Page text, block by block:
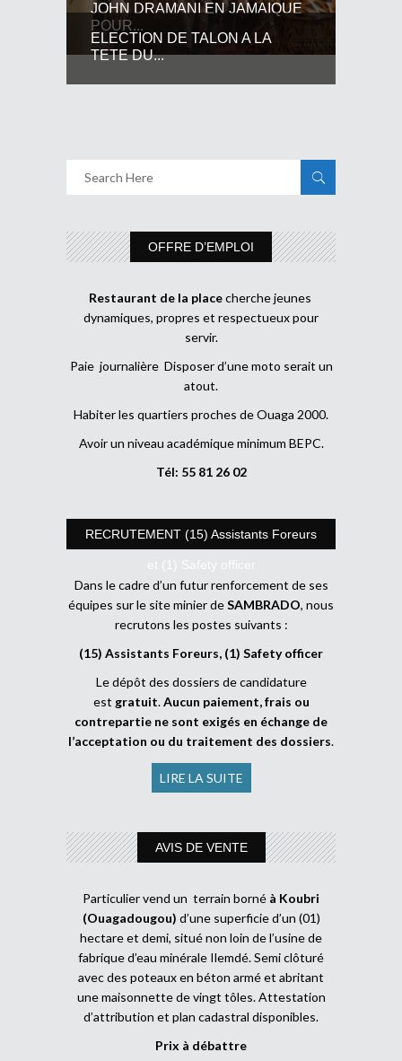
JOHN DRAMANI EN JAMAIQUE
POUR...
ELECTION DE TALON A LA
TETE DU...
OFFRE D’EMPLOI
Restaurant de la placecherche jeunes
dynamiques, propres et respectueux pour
servir.
Paie journalière Disposer d’une moto serait un
atout.
Habiter les quartiers proches de Ouaga 2000.
Avoir un niveau académique minimum BEPC.
Tél: 55 81 26 02
RECRUTEMENT (15) Assistants Foreurs
et (1) Safety officer
Dans le cadre d’un futur renforcement de ses
équipes sur le site minier deSAMBRADO, nous
recrutons les postes suivants :
(15) Assistants Foreurs, (1) Safety officer
Le dépôt des dossiers de candidature
est gratuit.Aucun paiement, frais ou
contrepartie ne sont exigés en échange de
l’acceptation ou du traitement des dossiers.
LIRE LA SUITE
AVIS DE VENTE
Particulier vend un terrain borné à Koubri
(Ouagadougou) d’une superficie d’un (01)
hectare et demi, situé non loin de l’usine de
fabrique d’eau minérale Ilemdé. Semi clôturé
avec des poteaux en béton armé et abritant
une maisonnette de vingt tôles. Attestation
d’attribution et plan cadastral disponibles.
Prix à débattre